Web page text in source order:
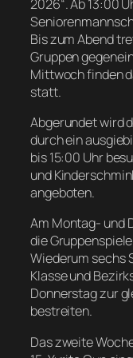
2026“. Ab 13:00
Bis zum Abend
Gruppen
Mittwoch finden
statt.
Abgerundet wird
durch ein
bis 15:00 Uhr
und
angeboten.
Am Montag- und
die
Wiederum sechs
Klasse und
Donnerstag zur
bestreiten.
Das zweite